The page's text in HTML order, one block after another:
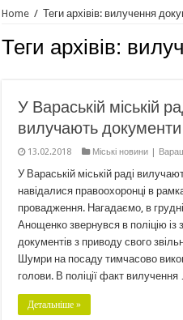
Home / Теги архівів: вилучення
Теги архівів:
У Вараській міській
вилучають
13.02.2018 Міські новини |
У Вараській міській раді
навідалися правоохоронці в
провадження. Нагадаємо, в
Анощенко звернувся в поліцію із
документів з приводу свого
Шумри на посаду тимчасово
голови. В поліції факт
Детальніше »